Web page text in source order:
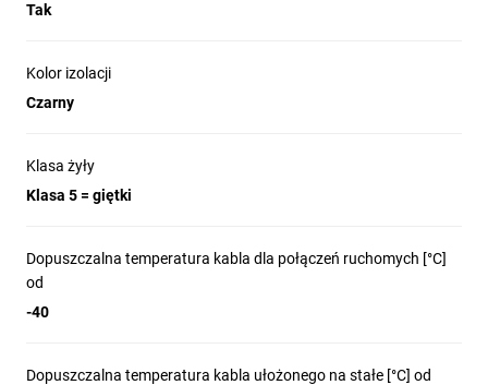
Tak
Kolor izolacji
Czarny
Klasa żyły
Klasa 5 = giętki
Dopuszczalna temperatura kabla dla połączeń ruchomych [°C]
od
-40
Dopuszczalna temperatura kabla ułożonego na stałe [°C] od